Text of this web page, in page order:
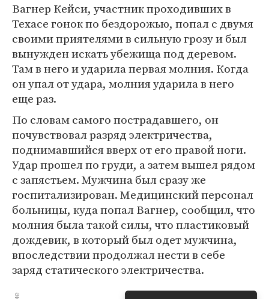
Вагнер Кейси, участник проходивших в
Техасе гонок по бездорожью, попал с двумя
своими приятелями в сильную грозу и был
вынужден искать убежища под деревом.
Там в него и ударила первая молния. Когда
он упал от удара, молния ударила в него
еще раз.
По словам самого пострадавшего, он
почувствовал разряд электричества,
поднимавшийся вверх от его правой ноги.
Удар прошел по груди, а затем вышел рядом
с запястьем. Мужчина был сразу же
госпитализирован. Медицинский персонал
больницы, куда попал Вагнер, сообщил, что
молния была такой силы, что пластиковый
дождевик, в который был одет мужчина,
впоследствии продолжал нести в себе
заряд статического электричества.